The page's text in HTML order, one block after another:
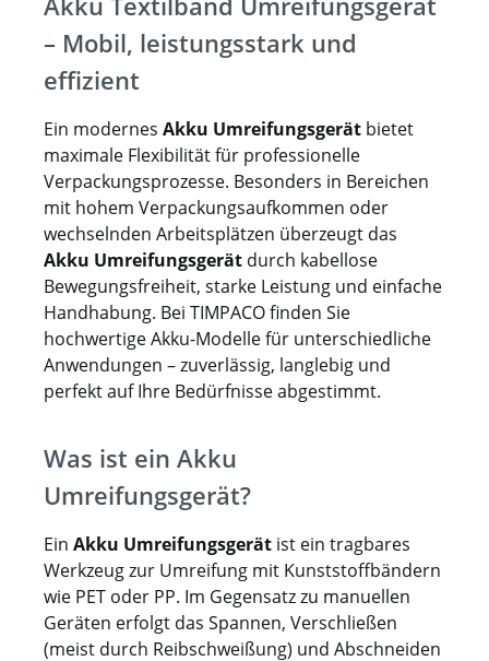
– Mobil, leistungsstark und
effizient
Ein modernes Akku Umreifungsgerät bietet
maximale Flexibilität für professionelle
Verpackungsprozesse. Besonders in Bereichen
mit hohem Verpackungsaufkommen oder
wechselnden Arbeitsplätzen überzeugt das
Akku Umreifungsgerät durch kabellose
Bewegungsfreiheit, starke Leistung und einfache
Handhabung. Bei TIMPACO finden Sie
hochwertige Akku-Modelle für unterschiedliche
Anwendungen – zuverlässig, langlebig und
perfekt auf Ihre Bedürfnisse abgestimmt.
Was ist ein Akku
Umreifungsgerät?
Ein Akku Umreifungsgerät ist ein tragbares
Werkzeug zur Umreifung mit Kunststoffbändern
wie PET oder PP. Im Gegensatz zu manuellen
Geräten erfolgt das Spannen, Verschließen
(meist durch Reibschweißung) und Abschneiden